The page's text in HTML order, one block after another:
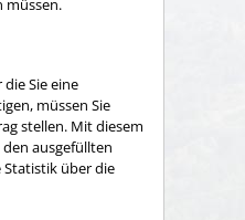
Sie eine
müssen Sie
stellen. Mit diesem
ausgefüllten
Statistik über die